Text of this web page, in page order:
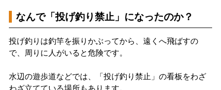
なんで「投げ釣り禁止」になったのか？
投げ釣りは釣竿を振りかぶってから、遠くへ飛ばすの
で、周りに人がいると危険です。
水辺の遊歩道などでは、「投げ釣り禁止」の看板をわざ
わざ立てている場所もあります。